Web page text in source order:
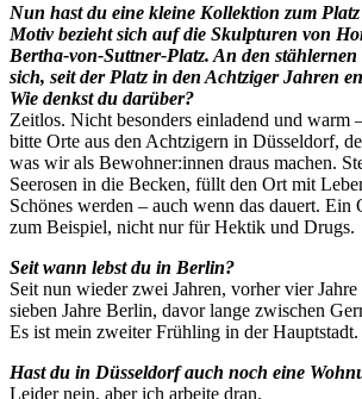
Nun hast du eine kleine Kollektion zum
Motiv bezieht sich auf die Skulpturen von
Bertha-von-Suttner-Platz. An den stählernen
sich, seit der Platz in den Achtziger Jahren
Wie denkst du darüber?
Zeitlos. Nicht besonders einladend und warm
bitte Orte aus den Achtzigern in Düsseldorf,
was wir als Bewohner:innen draus machen.
Seerosen in die Becken, füllt den Ort mit
Schönes werden – auch wenn das dauert. Ein
zum Beispiel, nicht nur für Hektik und Drugs.
Seit wann lebst du in Berlin?
Seit nun wieder zwei Jahren, vorher vier
sieben Jahre Berlin, davor lange zwischen
Es ist mein zweiter Frühling in der Hauptstadt.
Hast du in Düsseldorf auch noch eine
Leider nein, aber ich arbeite dran.